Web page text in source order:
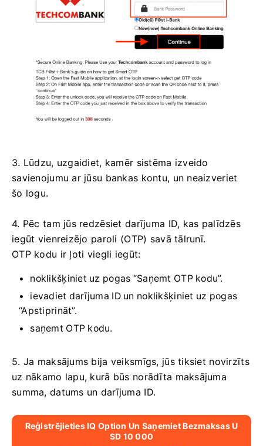
3. Lūdzu, uzgaidiet, kamēr sistēma izveido
savienojumu ar jūsu bankas kontu, un neaizveriet
šo logu.
4. Pēc tam jūs redzēsiet darījuma ID, kas palīdzēs
iegūt vienreizējo paroli (OTP) savā tālrunī.
OTP kodu ir ļoti viegli iegūt:
noklikšķiniet uz pogas “Saņemt OTP kodu”.
ievadiet darījuma ID un noklikšķiniet uz pogas
“Apstiprināt”.
saņemt OTP kodu.
5. Ja maksājums bija veiksmīgs, jūs tiksiet novirzīts
uz nākamo lapu, kurā būs norādīta maksājuma
summa, datums un darījuma ID.
Reģistrējieties IQ Option Un Saņemiet Bezmaksas U
SD 10 000